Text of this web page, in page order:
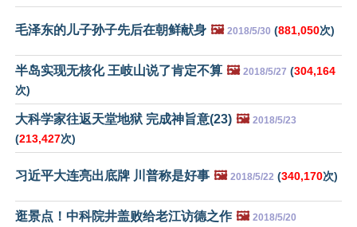
毛泽东的儿子孙子先后在朝鲜献身 🖼️ 2018/5/30 (881,050次)
半岛实现无核化 王岐山说了肯定不算 🖼️ 2018/5/27 (304,164
次)
大科学家往返天堂地狱 完成神旨意(23) 🖼️ 2018/5/23
(213,427次)
习近平大连亮出底牌 川普称是好事 🖼️ 2018/5/22 (340,170次)
逛景点！中科院井盖败给老江访德之作 🖼️ 2018/5/20